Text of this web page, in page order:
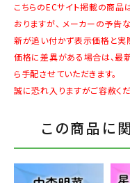
こちらのECサイト掲載の商
おりますが、 メーカーの予告
新が追い付かず表示価格と実
価格に差異がある場合は、最
ら手配させていただきます。
誠に恐れ入りますがご容赦くだ
この商品に